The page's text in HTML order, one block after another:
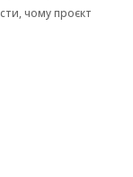
чому проєкт